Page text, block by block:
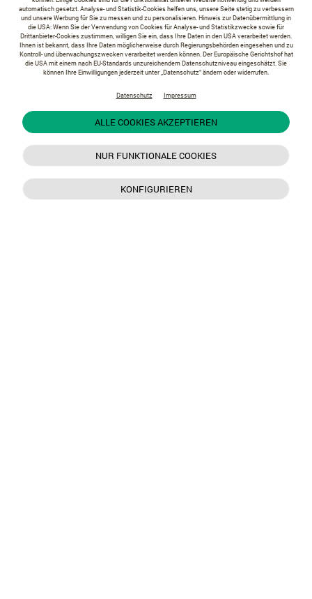
automatisch gesetzt. Analyse- und Statistik-Cookies helfen uns, unsere Seite stetig zu verbessern
und unsere Werbung für Sie zu messen und zu personalisieren. Hinweis zur Datenübermittlung in
die USA: Wenn Sie der Verwendung von Cookies für Analyse- und Statistikzwecke sowie für
Drittanbieter-Cookies zustimmen, willigen Sie ein, dass Ihre Daten in den USA verarbeitet werden.
Ihnen ist bekannt, dass Ihre Daten möglicherweise durch Regierungsbehörden eingesehen und zu
Kontroll- und überwachungszwecken verarbeitet werden können. Der Europäische Gerichtshof hat
die USA mit einem nach EU-Standards unzureichendem Datenschutzniveau eingeschätzt. Sie
können Ihre Einwilligungen jederzeit unter „Datenschutz“ ändern oder widerrufen.
Datenschutz Impressum
ALLE COOKIES AKZEPTIEREN
NUR FUNKTIONALE COOKIES
KONFIGURIEREN